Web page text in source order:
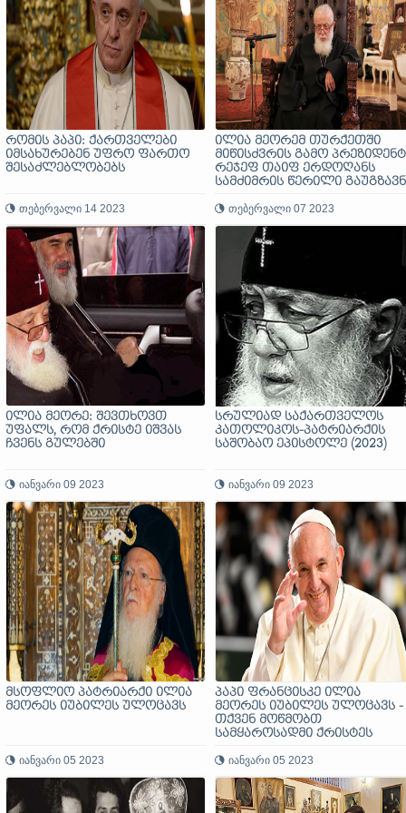
რომის პაპი: ქართველები
იმსახურებენ უფრო ფართო
შესაძლებლობებს
თებერვალი 14 2023
ილია მეორემ თურქეთში
მიწისძვრის გამო პრეზიდენტ
რეჯეფ თაიფ ერდოღანს
სამძიმრის წერილი
თებერვალი 07 2023
ილია მეორე: შევთხოვთ
უფალს, რომ ქრისტე იშვას
ჩვენს გულებში
იანვარი 09 2023
სრულიად საქართველოს
კათოლიკოს-პატრიარქის
საშობაო ეპისტოლე (2023)
იანვარი 09 2023
მსოფლიო პატრიარქი ილია
მეორეს იუბილეს ულოცავს
იანვარი 05 2023
პაპი ფრანცისკე ილია
მეორეს იუბილეს ულოცავს -
თქვენ მოწმობთ
სამყაროსადმი ქრისტეს
ქართველი ხალხის
სასიკეთოდ
იანვარი 05 2023